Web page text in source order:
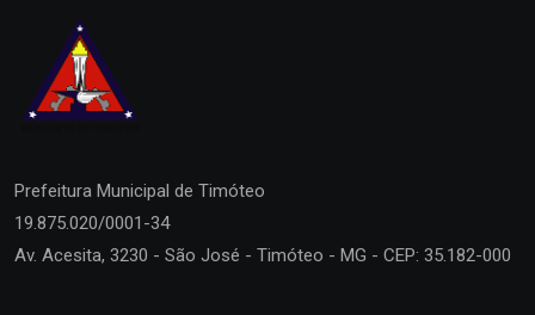
Prefeitura Municipal de Timóteo
19.875.020/0001-34
Av. Acesita, 3230 - São José - Timóteo - MG - CEP: 35.182-000